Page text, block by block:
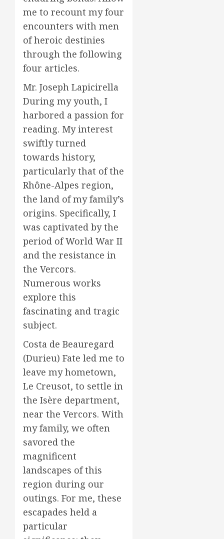
me to recount my four
encounters with men
of heroic destinies
through the following
four articles.
Mr. Joseph Lapicirella
During my youth, I
harbored a passion for
reading. My interest
swiftly turned
towards history,
particularly that of the
Rhône-Alpes region,
the land of my family’s
origins. Specifically, I
was captivated by the
period of World War II
and the resistance in
the Vercors.
Numerous works
explore this
fascinating and tragic
subject.
Costa de Beauregard
(Durieu) Fate led me to
leave my hometown,
Le Creusot, to settle in
the Isère department,
near the Vercors. With
my family, we often
savored the
magnificent
landscapes of this
region during our
outings. For me, these
escapades held a
particular